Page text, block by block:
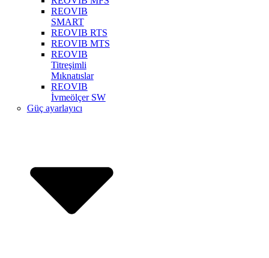
REOVIB
SMART
REOVIB RTS
REOVIB MTS
REOVIB
Titreşimli
Mıknatıslar
REOVIB
İvmeölçer SW
Güç ayarlayıcı